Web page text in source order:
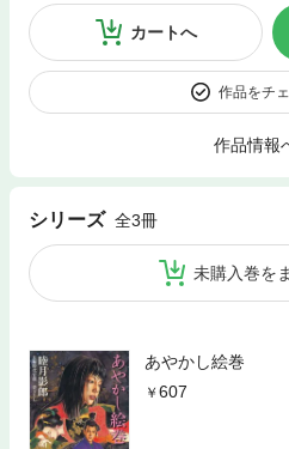
カートへ
作品をチ
作品情報
シリーズ 全3冊
未購入巻を
あやかし絵巻
607